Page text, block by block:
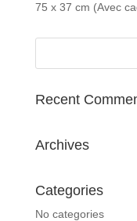
75 x 37 cm (Avec
Recent
Archives
Categories
No categories